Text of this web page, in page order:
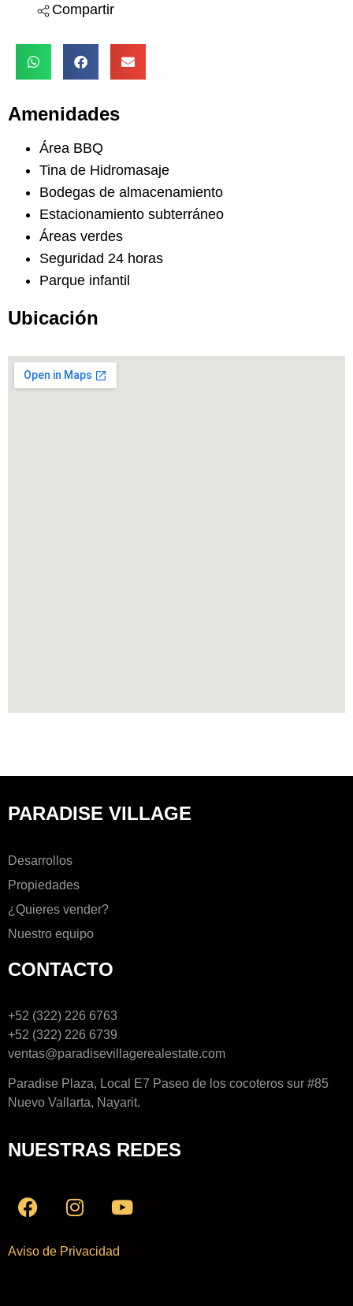
Compartir
Amenidades
Área BBQ
Tina de Hidromasaje
Bodegas de almacenamiento
Estacionamiento subterráneo
Áreas verdes
Seguridad 24 horas
Parque infantil
Ubicación
PARADISE VILLAGE
Desarrollos
Propiedades
¿Quieres vender?
Nuestro equipo
CONTACTO
+52 (322) 226 6763
+52 (322) 226 6739
ventas@paradisevillagerealestate.com
Paradise Plaza, Local E7 Paseo de los cocoteros sur #85
Nuevo Vallarta, Nayarit.
NUESTRAS REDES
Aviso de Privacidad